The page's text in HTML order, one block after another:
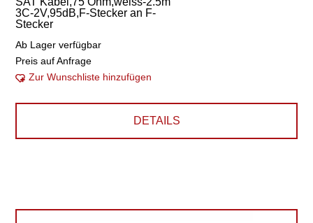
3C-2V,95dB,F-Stecker an F-
Stecker
Ab Lager verfügbar
Preis auf Anfrage
Zur Wunschliste hinzufügen
DETAILS